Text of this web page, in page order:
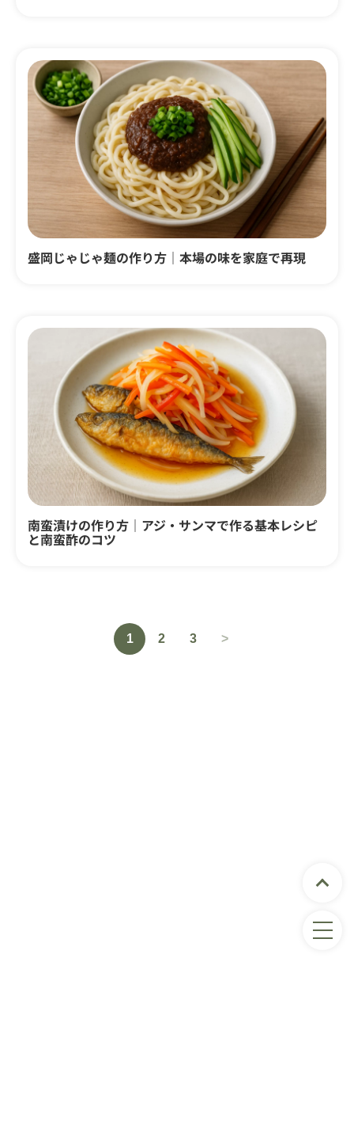
盛岡じゃじゃ麺の作り方｜本場の味を家庭で再現
南蛮漬けの作り方｜アジ・サンマで作る基本レシピ
と南蛮酢のコツ
1 2 3 >